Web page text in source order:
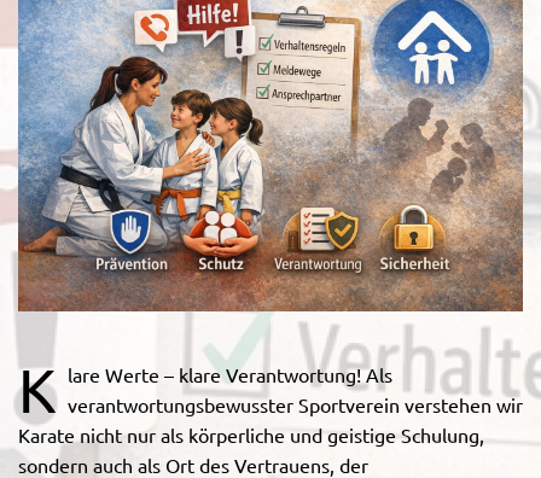
K lare Werte – klare Verantwortung! Als
verantwortungsbewusster Sportverein verstehen wir
Karate nicht nur als körperliche und geistige Schulung,
sondern auch als Ort des Vertrauens, der